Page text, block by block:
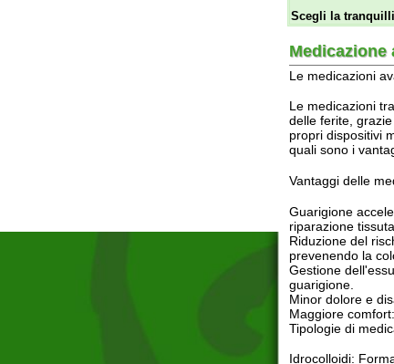
riparazione tissutale,
Riduzione del rischio di
Gestione
guarigione.
Minor dolore e disagio:
Tipologie di medicazioni
Idrocolloidi: Formano
Idrogel: Gel a base
Schiume: Assorbono
Alginati: Derivati dalle
Medicazioni a base di
Le medicazioni
medicazione più adatta
Conclusione:
Le medicazioni
medicazioni
garantire la migliore
Spero che questa